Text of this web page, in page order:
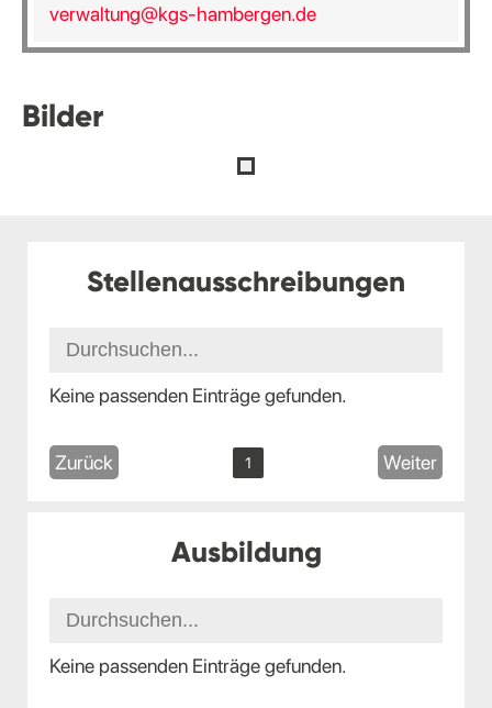
verwaltung@kgs-hambergen.de
Bilder
Stellenausschreibungen
Keine passenden Einträge gefunden.
Zurück 1 Weiter
Ausbildung
Keine passenden Einträge gefunden.